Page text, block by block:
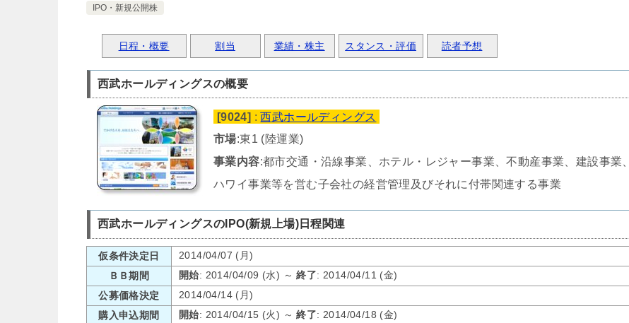
IPO・新規公開株
日程・概要 割当 業績・株主 スタンス・評価 読者予想
西武ホールディングスの概要
[9024] :西武ホールディングス
市場:東1 (陸運業)
事業内容:都市交通・沿線事業、ホテル・レジャー事業、不動産事業、建設事業、
ハワイ事業等を営む子会社の経営管理及びそれに付帯関連する事業
西武ホールディングスのIPO(新規上場)日程関連
仮条件決定日
2014/04/07 (月)
ＢＢ期間
開始: 2014/04/09 (水) ～終了: 2014/04/11 (金)
公募価格決定
2014/04/14 (月)
購入申込期間
開始: 2014/04/15 (火) ～終了: 2014/04/18 (金)